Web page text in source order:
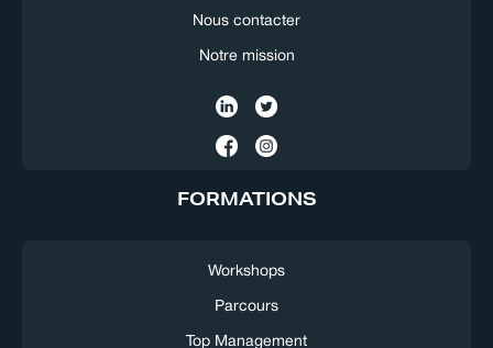
Nous contacter
Notre mission
FORMATIONS
Workshops
Parcours
Top Management